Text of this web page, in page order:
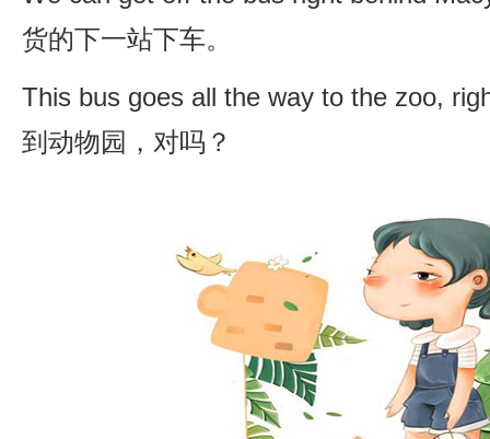
货的下一站下车。
This bus goes all the way to the zoo,
到动物园，对吗？